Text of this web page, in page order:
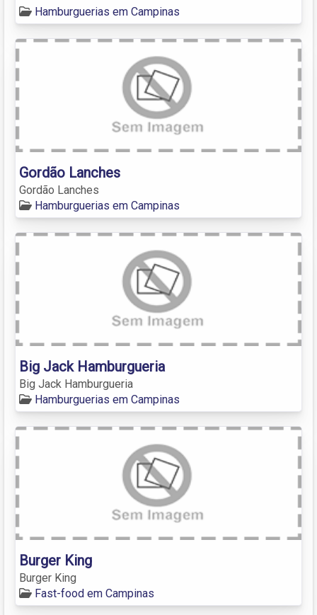
Hamburguerias em Campinas
Gordão Lanches
Gordão Lanches
Hamburguerias em Campinas
Big Jack Hamburgueria
Big Jack Hamburgueria
Hamburguerias em Campinas
Burger King
Burger King
Fast-food em Campinas